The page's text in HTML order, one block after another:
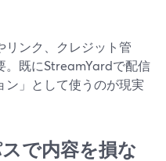
リンク、クレジット管
。既にStreamYardで配信
ン」として使うのが現実
で内容を損な